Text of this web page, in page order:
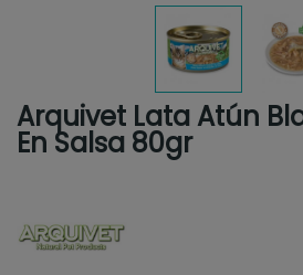
Arquivet Lata Atún
En Salsa 80gr